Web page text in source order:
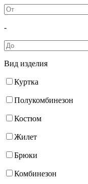
-
Вид изделия
Куртка
Полукомбинезон
Костюм
Жилет
Брюки
Комбинезон